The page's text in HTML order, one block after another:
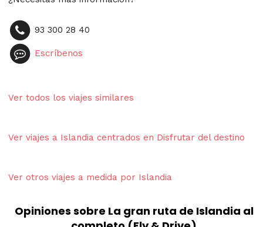
93 300 28 40
Escríbenos
Ver todos los viajes similares
Ver viajes a Islandia centrados en Disfrutar del destino
Ver otros viajes a medida por Islandia
Opiniones sobre La gran ruta de Islandia al